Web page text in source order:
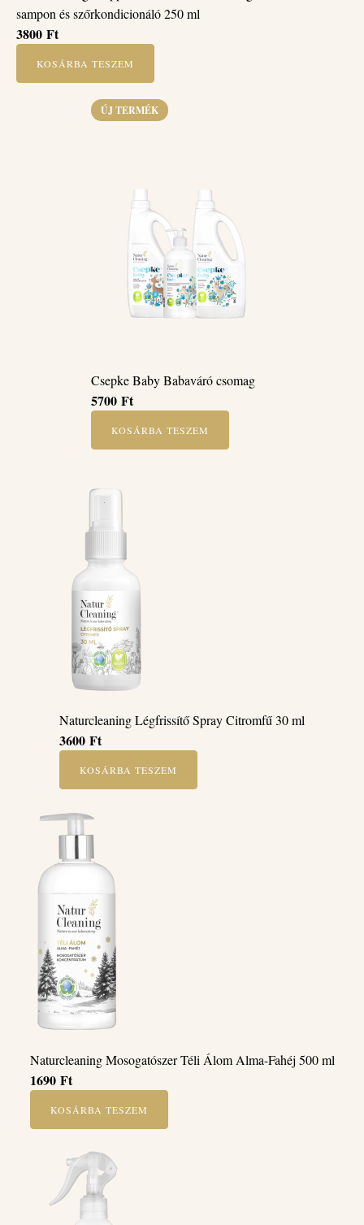
sampon és szőrkondicionáló 250 ml
3800 Ft
KOSÁRBA TESZEM
ÚJ TERMÉK
Csepke Baby Babaváró csomag
5700 Ft
KOSÁRBA TESZEM
Naturcleaning Légfrissítő Spray Citromfű 30 ml
3600 Ft
KOSÁRBA TESZEM
Naturcleaning Mosogatószer Téli Álom Alma-Fahéj 500 ml
1690 Ft
KOSÁRBA TESZEM